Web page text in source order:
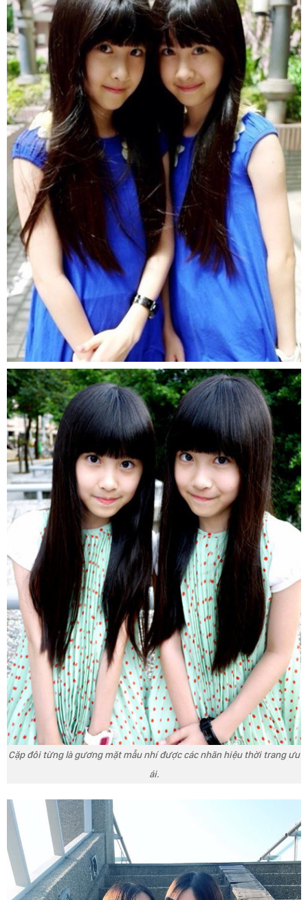
Cặp đôi từng là gương mặt mẫu nhí được các nhãn hiệu thời trang ưu
ái.